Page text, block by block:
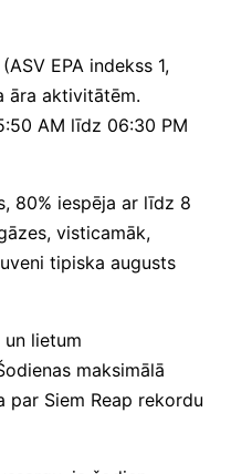
EPA indekss 1,
āra aktivitātēm.
AM līdz 06:30 PM
80% iespēja ar līdz 8
visticamāk,
tipiska augusts
un lietum
maksimālā
Siem Reap rekordu